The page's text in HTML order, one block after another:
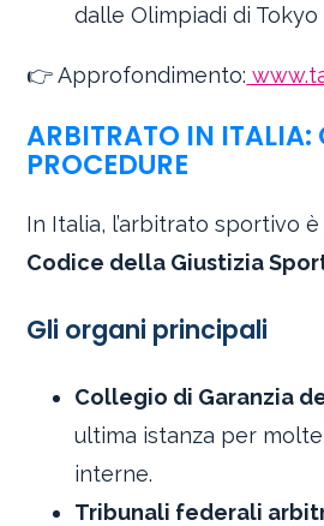
dalle Olimpiadi di Tokyo
👉 Approfondimento:
ARBITRATO IN ITALIA:
PROCEDURE
In Italia, l’arbitrato sportivo
Codice della Giustizia
Gli organi principali
Collegio di Garanzia
ultima istanza per
interne.
Tribunali federali